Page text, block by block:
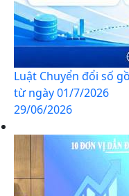
Luật Chuyển đổi số
từ ngày 01/7/2026
29/06/2026